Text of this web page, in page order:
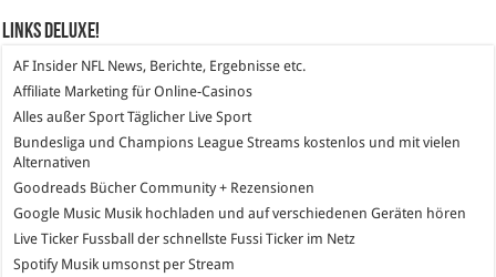
Links DeLuXe!
AF Insider NFL News, Berichte, Ergebnisse etc.
Affiliate Marketing für Online-Casinos
Alles außer Sport Täglicher Live Sport
Bundesliga und Champions League Streams kostenlos und mit vielen
Alternativen
Goodreads Bücher Community + Rezensionen
Google Music Musik hochladen und auf verschiedenen Geräten hören
Live Ticker Fussball der schnellste Fussi Ticker im Netz
SpotifyMusik umsonst per Stream